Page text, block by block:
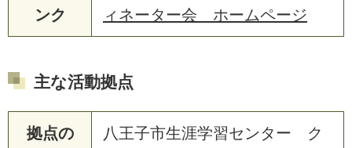
ンク ィネーター会 ホームページ
主な活動拠点
拠点の
八王子市生涯学習センター ク